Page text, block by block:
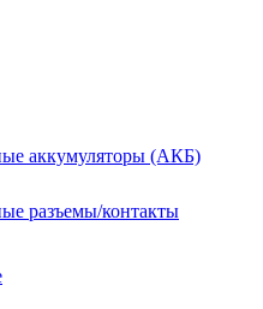
аккумуляторы (АКБ)
разъемы/контакты